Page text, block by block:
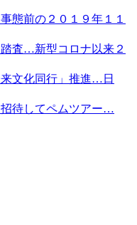
態前の２０１９年１１
査…新型コロナ以来２
文化同行」推進…日
待してペムツアー…